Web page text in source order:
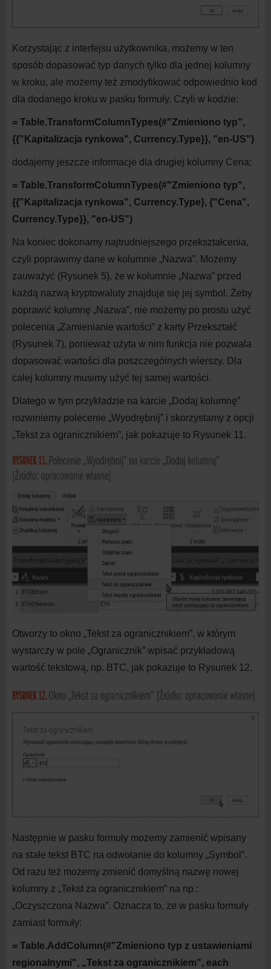
Korzystając z interfejsu użytkownika, możemy w ten
sposób dopasować typ danych tylko dla jednej kolumny
w kroku, ale możemy też zmodyfikować odpowiednio kod
dla dodanego kroku w pasku formuły. Czyli w kodzie:
= Table.TransformColumnTypes(#"Zmieniono typ",
{{"Kapitalizacja rynkowa", Currency.Type}}, "en-US")
dodajemy jeszcze informacje dla drugiej kolumny Cena:
= Table.TransformColumnTypes(#"Zmieniono typ",
{{"Kapitalizacja rynkowa", Currency.Type}, {"Cena",
Currency.Type}}, "en-US")
Na koniec dokonamy najtrudniejszego przekształcenia,
czyli poprawimy dane w kolumnie „Nazwa”. Możemy
zauważyć (Rysunek 5), że w kolumnie „Nazwa” przed
każdą nazwą kryptowaluty znajduje się jej symbol. Żeby
poprawić kolumnę „Nazwa”, nie możemy po prostu użyć
polecenia „Zamienianie wartości” z karty Przekształć
(Rysunek 7), ponieważ użyta w nim funkcja nie pozwala
dopasować wartości dla poszczególnych wierszy. Dla
całej kolumny musimy użyć tej samej wartości.
Dlatego w tym przykładzie na karcie „Dodaj kolumnę”
rozwiniemy polecenie „Wyodrębnij” i skorzystamy z opcji
„Tekst za ogranicznikiem”, jak pokazuje to Rysunek 11.
Otworzy to okno „Tekst za ogranicznikiem”, w którym
wystarczy w pole „Ogranicznik” wpisać przykładową
wartość tekstową, np. BTC, jak pokazuje to Rysunek 12.
Następnie w pasku formuły możemy zamienić wpisany
na stałe tekst BTC na odwołanie do kolumny „Symbol”.
Od razu też możemy zmienić domyślną nazwę nowej
kolumny z „Tekst za ogranicznikiem” na np.:
„Oczyszczona Nazwa”. Oznacza to, ze w pasku formuły
zamiast formuły:
= Table.AddColumn(#"Zmieniono typ z ustawieniami
regionalnymi", „Tekst za ogranicznikiem", each